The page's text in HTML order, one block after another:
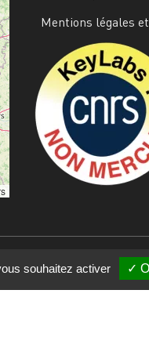
Mentions légales
souhaitez activer